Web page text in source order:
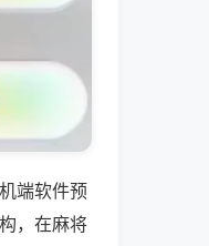
端软件预
，在麻将